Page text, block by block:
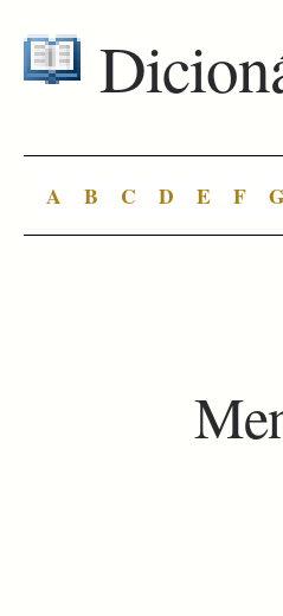
A B C D E F